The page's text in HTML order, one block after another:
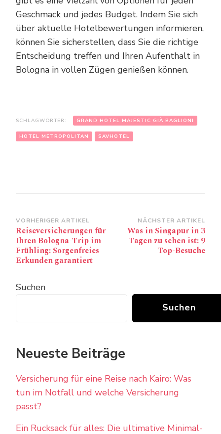
Geschmack und jedes Budget. Indem Sie sich
über aktuelle Hotelbewertungen informieren,
können Sie sicherstellen, dass Sie die richtige
Entscheidung treffen und Ihren Aufenthalt in
Bologna in vollen Zügen genießen können.
SCHLAGWÖRTER: GRAND HOTEL MAJESTIC GIÀ BAGLIONI
HOTEL METROPOLITAN SAVHOTEL
Beitragsnavigation
VORHERIGER ARTIKEL
Reiseversicherungen für
Ihren Bologna-Trip im
Frühling: Sorgenfreies
Erkunden garantiert
NÄCHSTER ARTIKEL
Was in Singapur in 3
Tagen zu sehen ist: 9
Top-Besuche
Suchen
Suchen
Neueste Beiträge
Versicherung für eine Reise nach Kairo: Was
tun im Notfall und welche Versicherung
passt?
Ein Rucksack für alles: Die ultimative Minimal-